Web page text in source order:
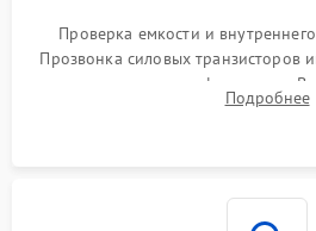
Проверка емкости и
Прозвонка силовых транзисторов
переключения и трансформатора.
конденсаторов и прогаров
Подробнее